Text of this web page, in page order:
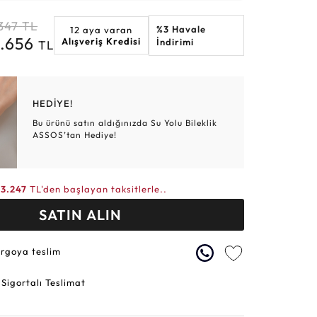
Elmas Bilezikler
Altın Tesbihler
Altın Hasır Setler
Violet Burç
TL
TL
12 aya varan
Alışveriş Kredisi
%3 Havale
İndirimi
HEDİYE!
Bu ürünü satın aldığınızda Su Yolu Bileklik
ASSOS’tan Hediye!
TL'den başlayan taksitlerle..
SATIN ALIN
teslim
Teslimat